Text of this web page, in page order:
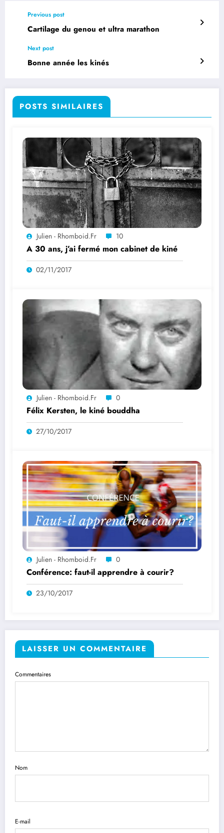
Previous post
Cartilage du genou et ultra marathon
Next post
Bonne année les kinés
POSTS SIMILAIRES
Julien - Rhomboid.fr 10
A 30 ans, j’ai fermé mon cabinet de kiné
02/11/2017
Julien - Rhomboid.fr 0
Félix Kersten, le kiné bouddha
27/10/2017
Julien - Rhomboid.fr 0
Conférence: faut-il apprendre à courir?
23/10/2017
LAISSER UN COMMENTAIRE
Commentaires
Nom
E-mail